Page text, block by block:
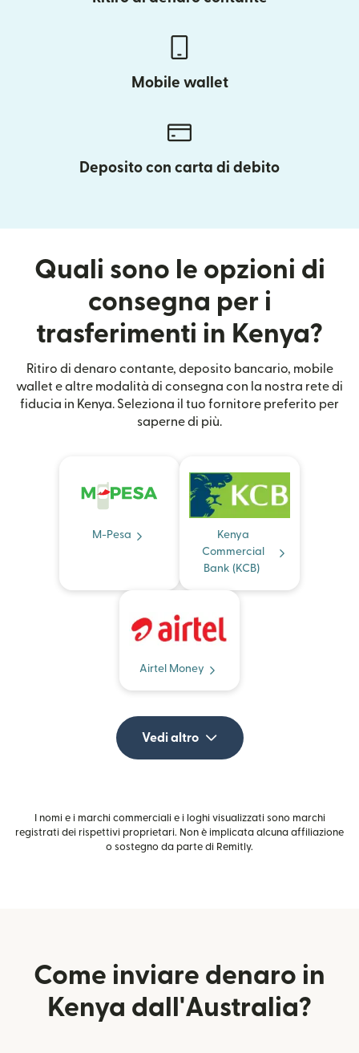
Mobile wallet
Deposito con carta di debito
Quali sono le opzioni di
consegna per i
trasferimenti in Kenya?
Ritiro di denaro contante, deposito bancario, mobile
wallet e altre modalità di consegna con la nostra rete di
fiducia in Kenya. Seleziona il tuo fornitore preferito per
saperne di più.
M-Pesa
Kenya
Commercial
Bank (KCB)
Airtel Money
Vedi altro
I nomi e i marchi commerciali e i loghi visualizzati sono marchi
registrati dei rispettivi proprietari. Non è implicata alcuna affiliazione
o sostegno da parte di Remitly.
Come inviare denaro in
Kenya dall'Australia?